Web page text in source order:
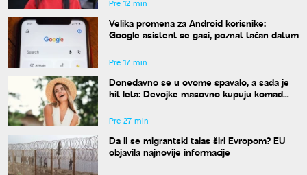
Pre 12 min
Velika promena za Android korisnike:
Google asistent se gasi, poznat tačan datum
Pre 17 min
Donedavno se u ovome spavalo, a sada je
hit leta: Devojke masovno kupuju komad
Pre 27 min
Da li se migrantski talas širi Evropom? EU
objavila najnovije informacije